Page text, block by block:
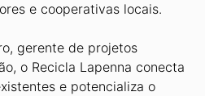
e cooperativas locais.
gerente de projetos
o Recicla Lapenna conec­ta
e potencializa o